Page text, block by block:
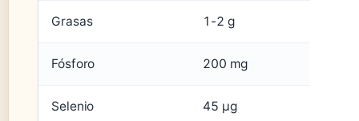
Grasas 1-2 g
Fósforo 200 mg
Selenio 45 µg